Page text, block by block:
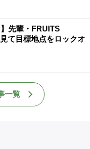
先輩・FRUITS
て目標地点をロックオ
一覧